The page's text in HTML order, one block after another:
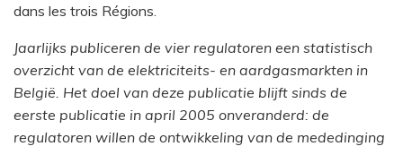
dans les trois Régions.
Jaarlijks publiceren de vier regulatoren een statistisch
overzicht van de elektriciteits- en aardgasmarkten in
België. Het doel van deze publicatie blijft sinds de
eerste publicatie in april 2005 onveranderd: de
regulatoren willen de ontwikkeling van de mededinging